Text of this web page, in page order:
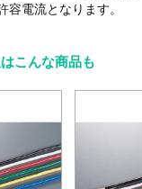
容電流となります。
こんな商品も